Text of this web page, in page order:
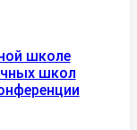
школе
школ